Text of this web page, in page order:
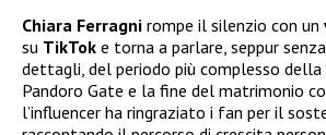
Chiara Ferragni rompe il silenzio con un
su TikTok e torna a parlare, seppur
dettagli, del periodo più complesso
Pandoro Gate e la fine del matrimonio
l’influencer ha ringraziato i fan per il